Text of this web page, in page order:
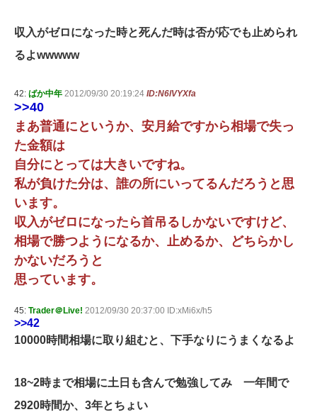
収入がゼロになった時と死んだ時は否が応でも止められ
るよwwwww
42: ばか中年 2012/09/30 20:19:24 ID:N6lVYXfa
>>40
まあ普通にというか、安月給ですから相場で失っ
た金額は
自分にとっては大きいですね。
私が負けた分は、誰の所にいってるんだろうと思
います。
収入がゼロになったら首吊るしかないですけど、
相場で勝つようになるか、止めるか、どちらかし
かないだろうと
思っています。
45: Trader＠Live! 2012/09/30 20:37:00 ID:xMi6x/h5
>>42
10000時間相場に取り組むと、下手なりにうまくなるよ
18~2時まで相場に土日も含んで勉強してみ 一年間で
2920時間か、3年とちょい